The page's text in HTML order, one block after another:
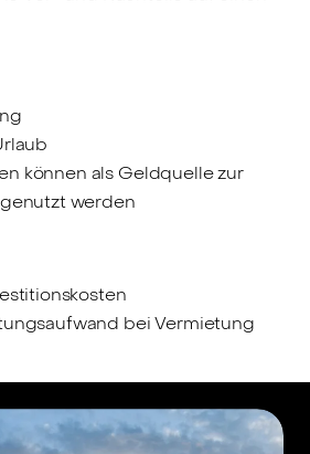
können als Geldquelle zur
werden
bei Vermietung